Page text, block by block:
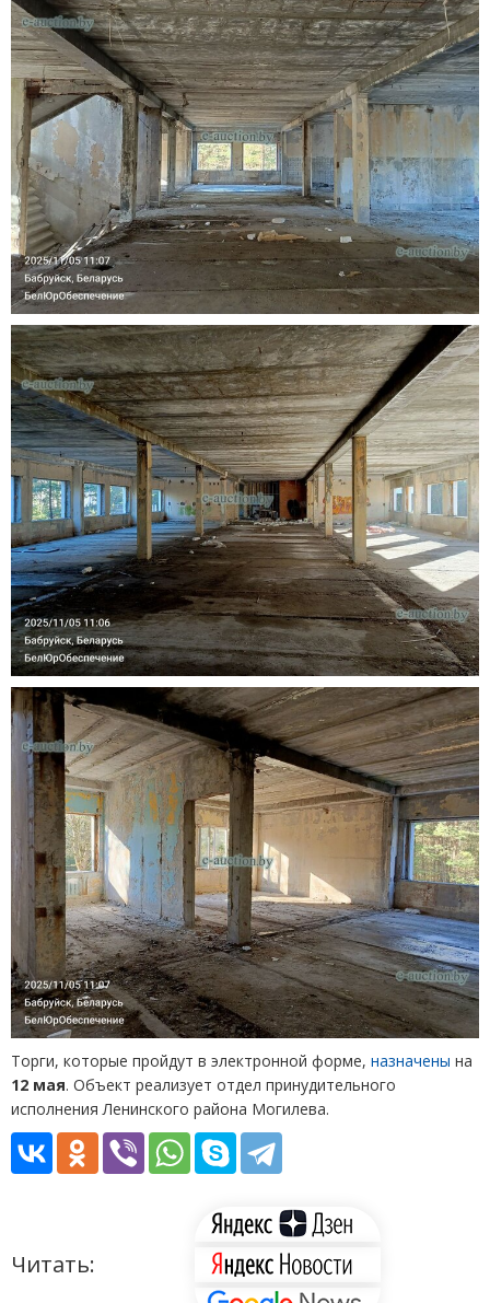
Торги, которые пройдут в электронной форме, назначены на
12 мая. Объект реализует отдел принудительного
исполнения Ленинского района Могилева.
Читать: